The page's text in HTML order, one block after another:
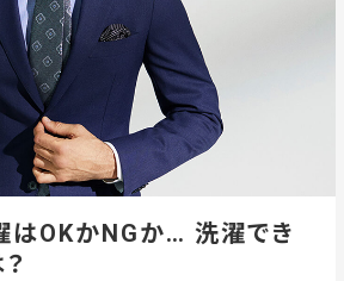
はOKかNGか… 洗濯でき